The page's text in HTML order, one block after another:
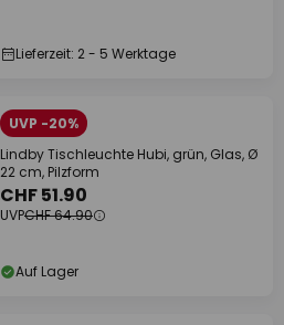
Lieferzeit: 2 - 5 Werktage
UVP -20%
Lindby Tischleuchte Hubi, grün, Glas, Ø
22 cm, Pilzform
CHF 51.90
UVPCHF 64.90
Auf Lager